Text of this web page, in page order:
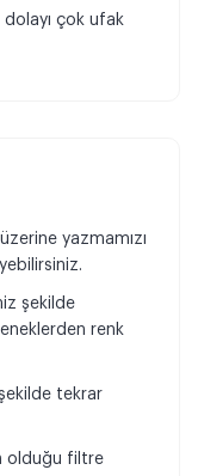
dolayı çok ufak
yazmamızı
şekilde
renk
tekrar
olduğu filtre